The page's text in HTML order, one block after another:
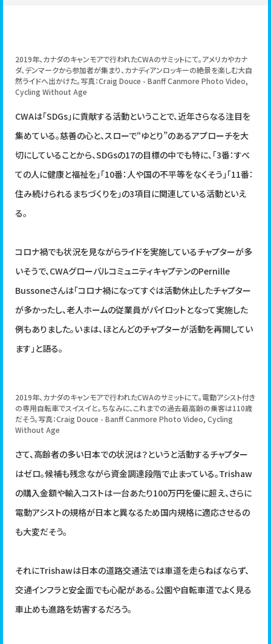
2019年、カナダのキャンモアで行われたCWAのサミットにて。アメリカやカナ
ダ、デンマークから参加者が集まり、カナディアンロッキーの絶景を楽しむ大自
然ライドへ出かけた。写真：Craig Douce - Banff Canmore Photo Video,
Cycling Without Age
CWAは「SDGs」に貢献する活動ということで、近年さらなる注目を
集めている。慈善の心と、スローで“ゆとり”のあるアプローチを大
切にしていることから、SDGsの17の目標の中でも特に、「3番：すべ
ての人に健康と福祉を」「10番：人や国の不平等をなくそう」「11番：
住み続けられるまちづくりを」の3項目に関連している活動といえ
る。
コロナ禍でも状況を見ながらライドを実施しているチャプターが多
いそうで、CWAグローバルコミュニティキャプテンのPernille
Bussoneさんは「コロナ禍になってすぐは活動休止したチャプター
が多かったし、老人ホームの従業員がパイロットとなって実施した
例もありました。いまは、ほとんどのチャプターが活動を再開してい
ます」と語る。
2019年、カナダのキャンモアで行われたCWAのサミットにて。電動アシスト付き
の専用自転車でスイスイと。ちなみに、これまでの過去最高齢の乗客は110歳
だそう。写真：Craig Douce - Banff Canmore Photo Video, Cycling
Without Age
さて、高齢者の多い日本での状況は？というと活動するチャプター
はゼロ。候補も残念ながら資金調達段階で止まっている。Trishaw
の購入金額や輸入コストは一台あたり100万円を優に超え、さらに
電動アシストの規格が日本と異なるため国内規格に適応させるの
も大変だそう。
それにTrishawは日本の道路交通法では車道を走らねばならず、
交通インフラと安全面でも心配がある。公園や自転車道でよく見る
車止めも進路を妨害するだろう。